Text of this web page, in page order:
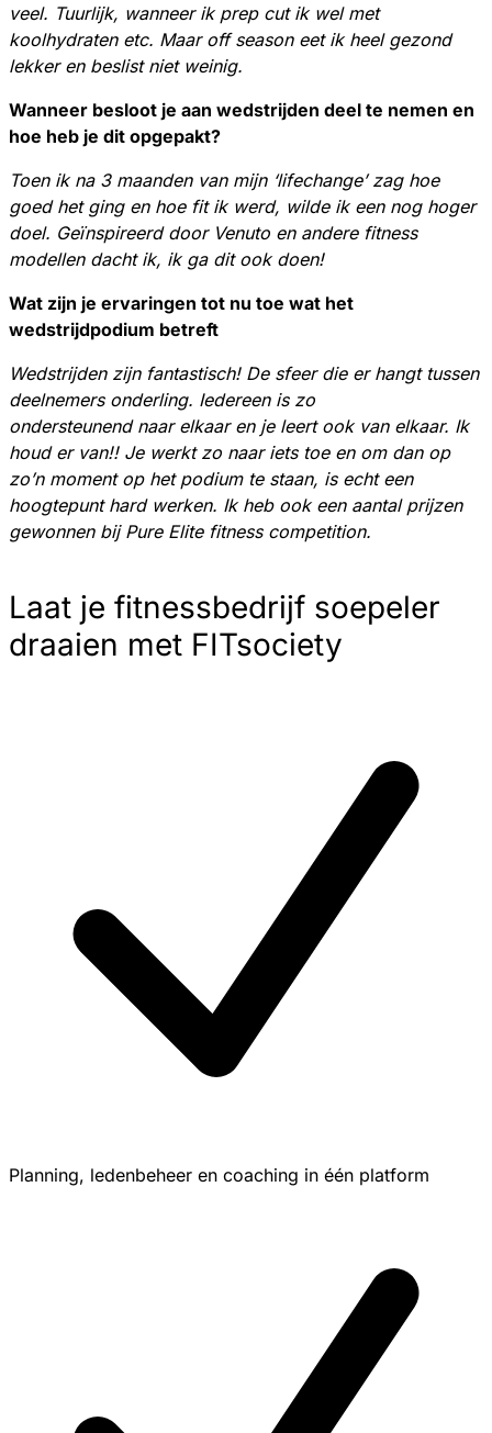
veel. Tuurlijk, wanneer ik prep cut ik wel met
koolhydraten etc. Maar off season eet ik heel gezond
lekker en beslist niet weinig.
Wanneer besloot je aan wedstrijden deel te nemen en
hoe heb je dit opgepakt?
Toen ik na 3 maanden van mijn ‘lifechange’ zag hoe
goed het ging en hoe fit ik werd, wilde ik een nog hoger
doel. Geïnspireerd door Venuto en andere fitness
modellen dacht ik, ik ga dit ook doen!
Wat zijn je ervaringen tot nu toe wat het
wedstrijdpodium betreft
Wedstrijden zijn fantastisch! De sfeer die er hangt tussen
deelnemers onderling. Iedereen is zo
ondersteunend naar elkaar en je leert ook van elkaar. Ik
houd er van!! Je werkt zo naar iets toe en om dan op
zo’n moment op het podium te staan, is echt een
hoogtepunt hard werken. Ik heb ook een aantal prijzen
gewonnen bij Pure Elite fitness competition.
Laat je fitnessbedrijf soepeler
draaien met FITsociety
Planning, ledenbeheer en coaching in één platform